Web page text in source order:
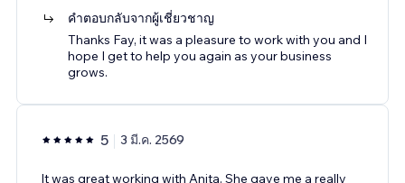
คำตอบกลับจากผู้เชี่ยวชาญ
Thanks Fay, it was a pleasure to work with you and I
hope I get to help you again as your business
grows.
5 3 มี.ค. 2569
It was great working with Anita. She gave me a really